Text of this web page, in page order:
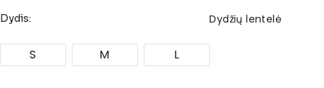
Dydis: Dydžių lentelė
S M L